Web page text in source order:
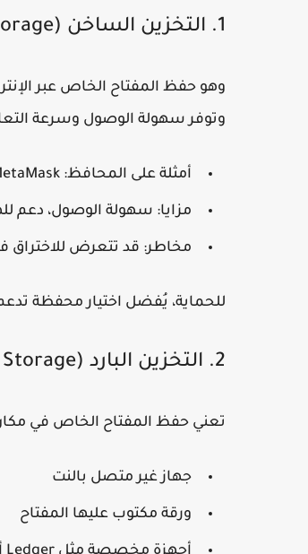
1. التخزين الساخن (Hot Storage)
وهو حفظ المفتاح الخاص عبر
وتوفر سهولة الوصول وسرعة
أمثلة على المحافظ:
مزايا: سهولة الوصول، دعم
مخاطر: قد تتعرض
للحماية، يُفضل اختيار محفظة
2. التخزين البارد (Cold Storage)
تعني حفظ المفتاح الخاص في
جهاز غير متصل بالنت
ورقة مكتوب عليها المفتاح